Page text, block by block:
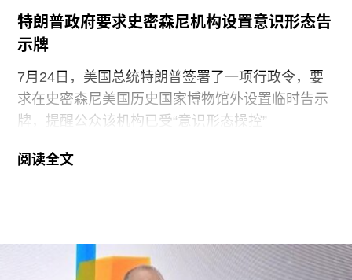
特朗普政府要求史密森尼机构设置意识形态告
示牌
7月24日，美国总统特朗普签署了一项行政令，要
求在史密森尼美国历史国家博物馆外设置临时告示
牌，提醒公众该机构已受“意识形态操控”
持续针对史密森尼学会施压行动的进一步升级。他
扬“美国的伟大”。
阅读全文